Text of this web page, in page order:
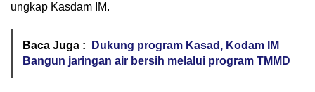
ungkap Kasdam IM.
Baca Juga :
Dukung program Kasad, Kodam IM
Bangun jaringan air bersih melalui program TMMD